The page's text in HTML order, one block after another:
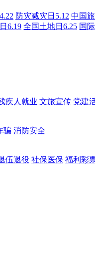
防灾减灾日5.12 中国
6.19 全国土地日6.25 国
疾人就业 文旅宣传 党建
骗 消防安全
伍退役 社保医保 福利彩